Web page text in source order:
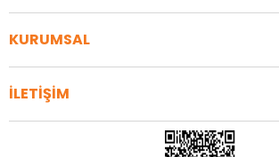
KURUMSAL
İLETİŞİM